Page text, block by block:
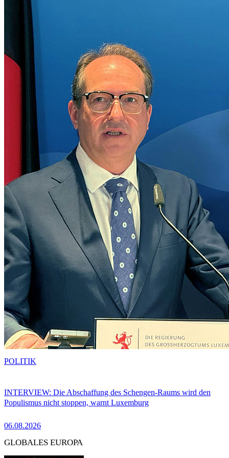
INTERVIEW: Die Abschaffung des Schengen-Raums wird den
Populismus nicht stoppen, warnt Luxemburg
06.08.2026
POLITIK
GLOBALES EUROPA